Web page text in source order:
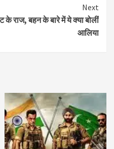
Next
राज, बहन के बारे में ये क्या बोलीं
आलिया